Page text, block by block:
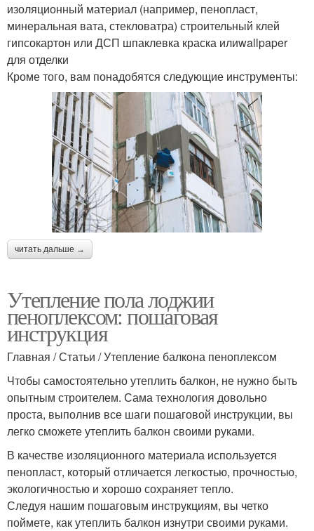
изоляционный материал (например, пенопласт,
минеральная вата, стекловатра) строительный клей
гипсокартон или ДСП шпаклевка краска илиwallpaper
для отделки
Кроме того, вам понадобятся следующие инструменты:
читать дальше →
Утепление пола лоджии
пеноплексом: пошаговая
инструкция
Главная / Статьи / Утепление балкона пеноплексом
Чтобы самостоятельно утеплить балкон, не нужно быть
опытным строителем. Сама технология довольно
проста, выполнив все шаги пошаговой инструкции, вы
легко сможете утеплить балкон своими руками.
В качестве изоляционного материала используется
пенопласт, который отличается легкостью, прочностью,
экологичностью и хорошо сохраняет тепло.
Следуя нашим пошаговым инструкциям, вы четко
поймете, как утеплить балкон изнутри своими руками.